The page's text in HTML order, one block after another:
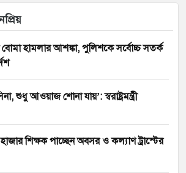
বোমা হামলার আশঙ্কা, পুলিশকে সর্বোচ্চ সতর্ক
শুধু আওয়াজ শোনা যায়’: স্বরাষ্ট্রমন্ত্রী
শিক্ষক পাচ্ছেন অবসর ও কল্যাণ ট্রাস্টের